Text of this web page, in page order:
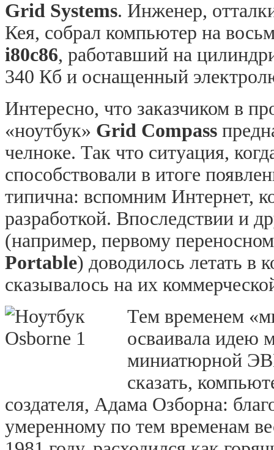
Grid Systems. Инженер,
Кея, собрал компьютер на
i80c86, работавший на
340 Кб и оснащенный
Интересно, что заказчиком в
«ноутбук» Grid Compass
челноке. Так что ситуация,
способствовали в итоге
типична: вспомним Интернет,
разработкой. Впоследствии и
(например, первому
Portable) доводилось летать в
сказывалось на их
Тем временем
осваивала идею
миниатюрной
сказать,
создателя, Адама Озборна:
умеренному по тем временам